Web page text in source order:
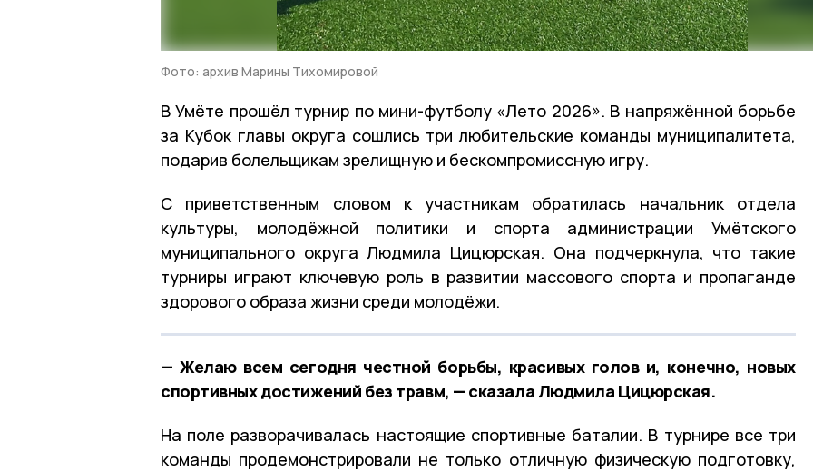
Фото: архив Марины Тихомировой
В Умёте прошёл турнир по мини-футболу «Лето 2026». В напряжённой борьбе
за Кубок главы округа сошлись три любительские команды муниципалитета,
подарив болельщикам зрелищную и бескомпромиссную игру.
С приветственным словом к участникам обратилась начальник отдела
культуры, молодёжной политики и спорта администрации Умётского
муниципального округа Людмила Цицюрская. Она подчеркнула, что такие
турниры играют ключевую роль в развитии массового спорта и пропаганде
здорового образа жизни среди молодёжи.
— Желаю всем сегодня честной борьбы, красивых голов и, конечно, новых
спортивных достижений без травм, — сказала Людмила Цицюрская.
На поле разворачивалась настоящие спортивные баталии. В турнире все три
команды продемонстрировали не только отличную физическую подготовку,